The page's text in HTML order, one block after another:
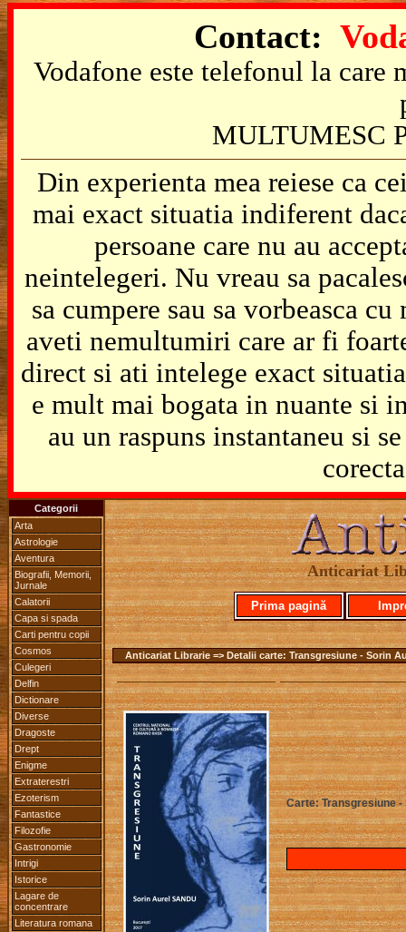
Contact:
Vodafone este telefonul la
MULTUMESC
Din experienta mea reiese ca
mai exact situatia indiferent
persoane care nu au
neintelegeri. Nu vreau sa
sa cumpere sau sa vorbeasca
aveti nemultumiri care ar fi
direct si ati intelege exact
e mult mai bogata in nuante si
au un raspuns instantaneu si
Categorii
Arta
Astrologie
Aventura
Biografii, Memorii,
Jurnale
Calatorii
Capa si spada
Carti pentru copii
Cosmos
Culegeri
Delfin
Dictionare
Diverse
Dragoste
Drept
Enigme
Extraterestri
Ezoterism
Fantastice
Filozofie
Gastronomie
Intrigi
Istorice
Lagare de
concentrare
Literatura romana
Anticariat
Prima pagină
Anticariat Librarie => Detalii carte: Transgresiune - Sorin
Carte: Transgresiune -